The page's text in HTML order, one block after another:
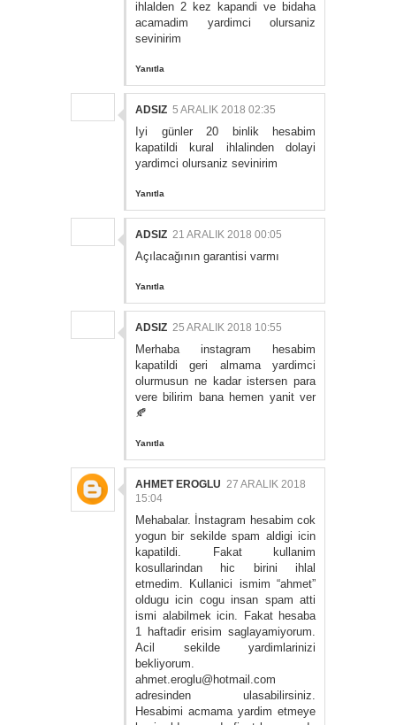
ihlalden 2 kez kapandi ve bidaha
acamadim yardimci olursaniz
sevinirim
Yanıtla
ADSIZ 5 ARALIK 2018 02:35
Iyi günler 20 binlik hesabim
kapatildi kural ihlalinden dolayi
yardimci olursaniz sevinirim
Yanıtla
ADSIZ 21 ARALIK 2018 00:05
Açılacağının garantisi varmı
Yanıtla
ADSIZ 25 ARALIK 2018 10:55
Merhaba instagram hesabim
kapatildi geri almama yardimci
olurmusun ne kadar istersen para
vere bilirim bana hemen yanit ver
🍂
Yanıtla
AHMET EROGLU 27 ARALIK 2018
15:04
Mehabalar. İnstagram hesabim cok
yogun bir sekilde spam aldigi icin
kapatildi. Fakat kullanim
kosullarindan hic birini ihlal
etmedim. Kullanici ismim “ahmet”
oldugu icin cogu insan spam atti
ismi alabilmek icin. Fakat hesaba
1 haftadir erisim saglayamiyorum.
Acil sekilde yardimlarinizi
bekliyorum.
ahmet.eroglu@hotmail.com
adresinden ulasabilirsiniz.
Hesabimi acmama yardim etmeye